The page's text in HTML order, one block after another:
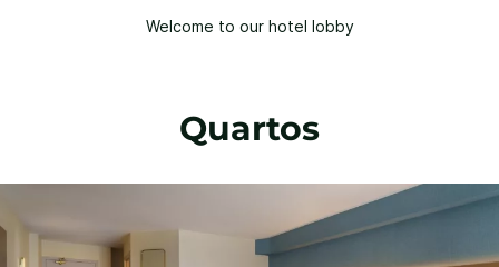
Welcome to our hotel lobby
Quartos